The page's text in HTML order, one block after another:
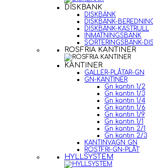
DISKBÄNK
DISKBÄNK
DISKBÄNK-
DISKBÄNK-KASTRULL
INMATNINGSBÄNK
SORTERINGSBÄNK-
ROSFRIA KANTINER
KANTINER
GALLER-PLÅTAR-GN
GN-KANTINER
Gn kantin 1/2
Gn kantin 1/3
Gn kantin 1/4
Gn kantin 1/6
Gn kantin 1/9
Gn kantin 1/1
Gn kantin 2/1
Gn kantin 2/3
KANTINVAGN GN
ROSTFRI-GN-PLÅT
HYLLSYSTEM